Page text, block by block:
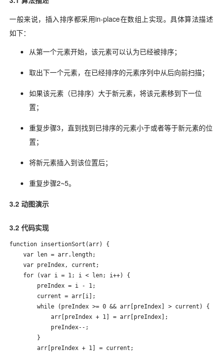
一般来说，插入排序都采用in-place在数组上实现。具体算法描述
如下：
从第一个元素开始，该元素可以认为已经被排序；
取出下一个元素，在已经排序的元素序列中从后向前扫描；
如果该元素（已排序）大于新元素，将该元素移到下一位
置；
重复步骤3，直到找到已排序的元素小于或者等于新元素的位
置；
将新元素插入到该位置后；
重复步骤2~5。
3.2 动图演示
3.2 代码实现
function insertionSort(arr) {
    var len = arr.length;
    var preIndex, current;
    for (var i = 1; i < len; i++) {
        preIndex = i - 1;
        current = arr[i];
        while (preIndex >= 0 && arr[preIndex] > current) {
            arr[preIndex + 1] = arr[preIndex];
            preIndex--;
        }
        arr[preIndex + 1] = current;